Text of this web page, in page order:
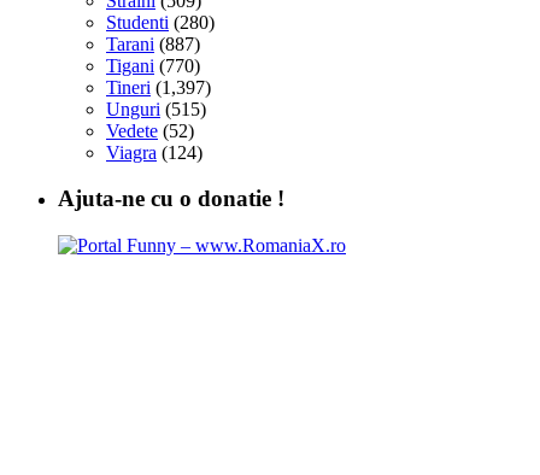
Studenti (280)
Tarani (887)
Tigani (770)
Tineri (1,397)
Unguri (515)
Vedete (52)
Viagra (124)
Ajuta-ne cu o donatie !